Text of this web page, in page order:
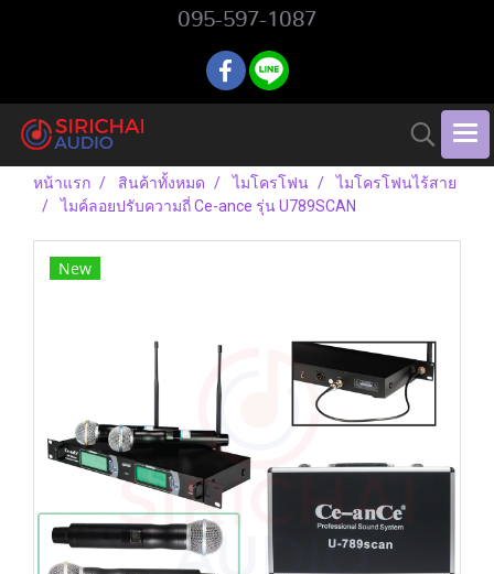
095-597-1087
หน้าแรก สินค้าทั้งหมด ไมโครโฟน
ไมโครโฟนไร้สาย
ไมค์ลอยปรับความถี่ Ce-ance รุ่น U789SCAN
New